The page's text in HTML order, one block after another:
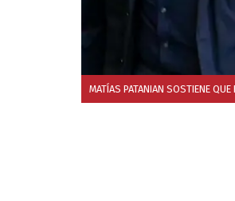
MATÍAS PATANIAN SOSTIENE